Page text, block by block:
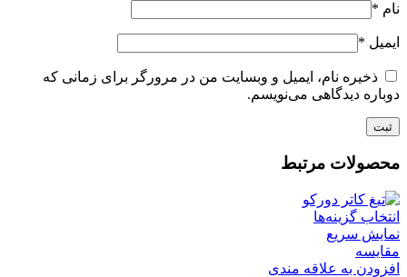
نام *
ایمیل *
ذخیره نام، ایمیل و وبسایت من در مرورگر برای زمانی که
دوباره دیدگاهی می‌نویسم.
محصولات مرتبط
انتخاب گزینه‌ها
نمایش سریع
مقايسه
افزودن به علاقه مندی